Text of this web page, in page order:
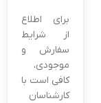
برای اطلاع
از شرایط
سفارش و
موجودی،
کافی است با
کارشناسان